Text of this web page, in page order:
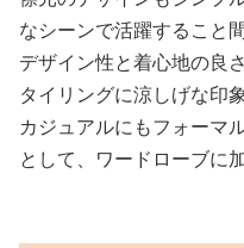
なシーンで活躍すること
デザイン性と着心地の良
タイリングに涼しげな印
カジュアルにもフォーマ
として、ワードローブに